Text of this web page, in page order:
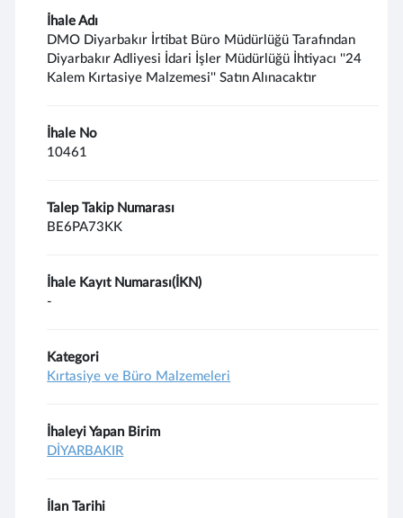
İhale Adı
DMO Diyarbakır İrtibat Büro Müdürlüğü Tarafından
Diyarbakır Adliyesi İdari İşler Müdürlüğü İhtiyacı ''24
Kalem Kırtasiye Malzemesi'' Satın Alınacaktır
İhale No
10461
Talep Takip Numarası
BE6PA73KK
İhale Kayıt Numarası(İKN)
-
Kategori
Kırtasiye ve Büro Malzemeleri
İhaleyi Yapan Birim
DİYARBAKIR
İlan Tarihi